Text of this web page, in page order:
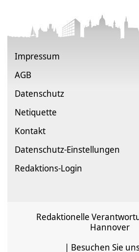
Impressum
AGB
Datenschutz
Netiquette
Kontakt
Datenschutz-Einstellungen
Redaktions-Login
Redaktionelle
Hannover
| Besuchen Sie